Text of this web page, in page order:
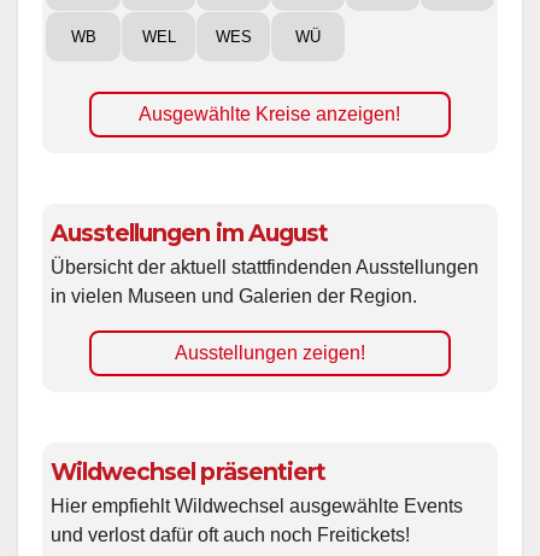
WB WEL WES WÜ
Ausgewählte Kreise anzeigen!
Ausstellungen im August
Übersicht der aktuell stattfindenden Ausstellungen
in vielen Museen und Galerien der Region.
Ausstellungen zeigen!
Wildwechsel präsentiert
Hier empfiehlt Wildwechsel ausgewählte Events
und verlost dafür oft auch noch Freitickets!